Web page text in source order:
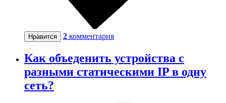
Нравится 2 комментария
Как объеденить устройства с
разными статическими IP в одну
сеть?